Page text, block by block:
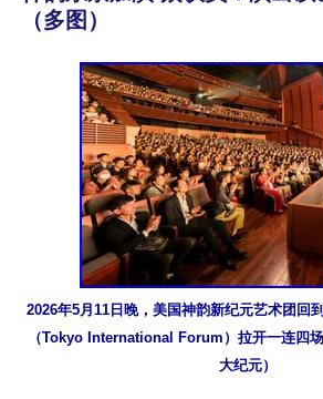
（多图）
2026年5月11日晚，美国神韵新纪元艺术团回
（Tokyo International Forum）拉开一连四
大纪元）